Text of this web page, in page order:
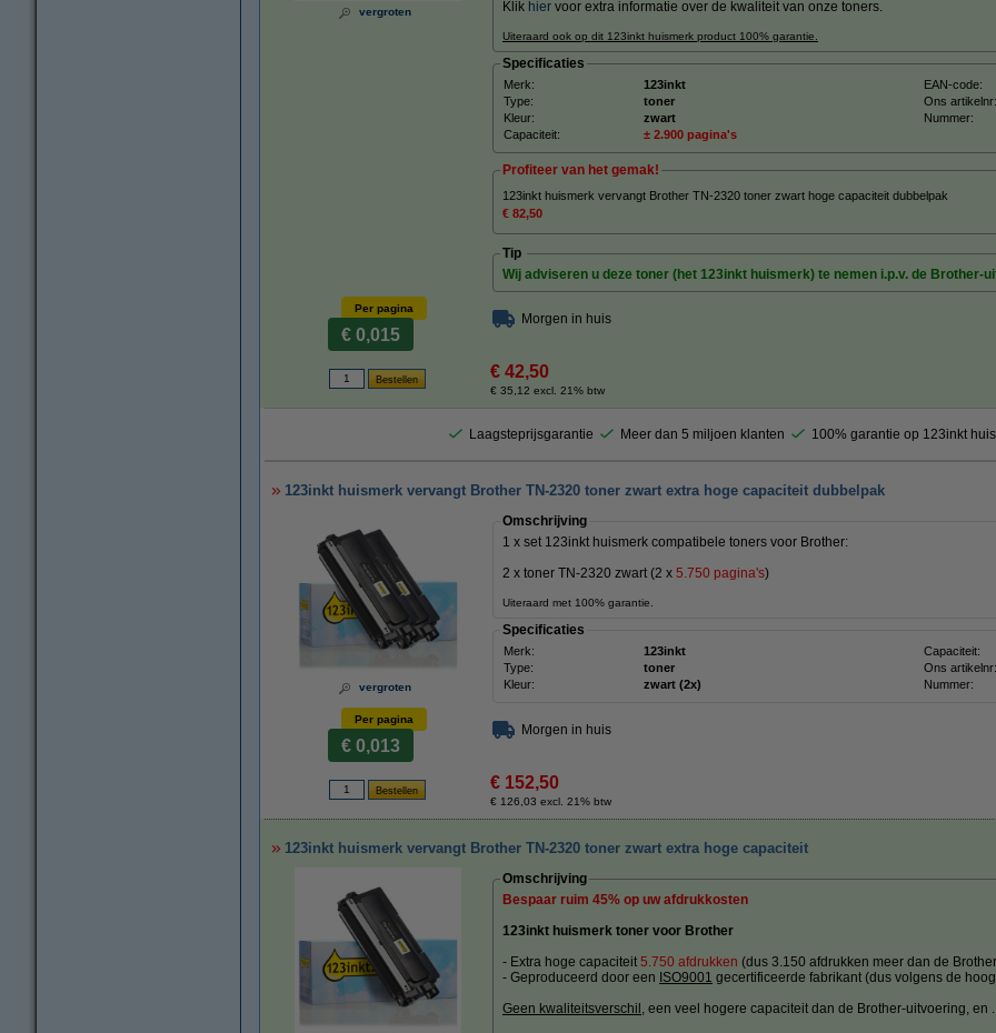
vergroten
Klik hier voor extra informatie over de kwaliteit van onze toners.
Uiteraard ook op dit 123inkt huismerk product 100% garantie.
Specificaties
Merk: 123inkt EAN-code:
Type:
toner Ons artikelnr:
Kleur:
zwart Nummer:
Capaciteit:
± 2.900 pagina's
Profiteer van het gemak!
123inkt huismerk vervangt Brother TN-2320 toner zwart hoge capaciteit dubbelpak
€ 82,50
Tip
Wij adviseren u deze toner (het 123inkt huismerk) te nemen i.p.v. de Brother-
Per pagina
€ 0,015
Morgen in huis
€ 42,50
€ 35,12 excl. 21% btw
Laagsteprijsgarantie Meer dan 5 miljoen klanten 100% garantie op 123inkt
123inkt huismerk vervangt Brother TN-2320 toner zwart extra hoge capaciteit dubbelpak
vergroten
Omschrijving
1 x set 123inkt huismerk compatibele toners voor Brother:
2 x toner TN-2320 zwart (2 x 5.750 pagina's)
Uiteraard met 100% garantie.
Specificaties
Merk: 123inkt Capaciteit:
Type:
toner Ons artikelnr:
Kleur:
zwart (2x) Nummer:
Per pagina
€ 0,013
Morgen in huis
€ 152,50
€ 126,03 excl. 21% btw
123inkt huismerk vervangt Brother TN-2320 toner zwart extra hoge capaciteit
Omschrijving
Bespaar ruim 45% op uw afdrukkosten
123inkt huismerk toner voor Brother
- Extra hoge capaciteit 5.750 afdrukken (dus 3.150 afdrukken meer dan de
- Geproduceerd door een ISO9001 gecertificeerde fabrikant (dus volgens de
Geen kwaliteitsverschil , een veel hogere capaciteit dan de Brother-uitvoering, en